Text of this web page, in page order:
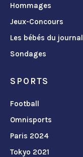
Hommages
Jeux-Concours
Les bébés du journal
Sondages
SPORTS
Football
Omnisports
Paris 2024
Tokyo 2021